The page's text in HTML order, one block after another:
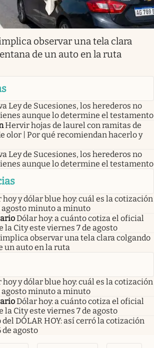
observar una tela clara
de un auto en la ruta
Ley de Sucesiones, los herederos no
aunque lo determine el testamento
Hervir hojas de laurel con ramitas de
olor | Por qué recomiendan hacerlo y
Ley de Sucesiones, los herederos no
aunque lo determine el testamento
hoy y dólar blue hoy: cuál es la cotización
agosto minuto a minuto
Dólar hoy: a cuánto cotiza el oficial
la City este viernes 7 de agosto
observar una tela clara colgando
un auto en la ruta
hoy y dólar blue hoy: cuál es la cotización
agosto minuto a minuto
Dólar hoy: a cuánto cotiza el oficial
la City este viernes 7 de agosto
del DÓLAR HOY: así cerró la cotización
de agosto